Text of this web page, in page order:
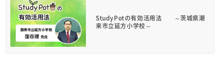
StudyPotの有効活用法 ～茨城県潮
来市立延方小学校～